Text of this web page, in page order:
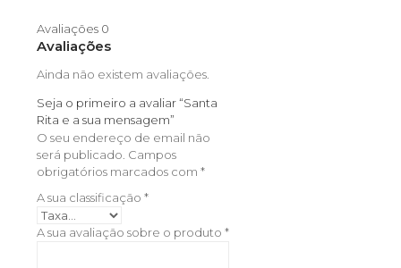
Avaliações 0
Avaliações
Ainda não existem avaliações.
Seja o primeiro a avaliar “Santa
Rita e a sua mensagem”
O seu endereço de email não
será publicado. Campos
obrigatórios marcados com *
A sua classificação *
A sua avaliação sobre o produto *